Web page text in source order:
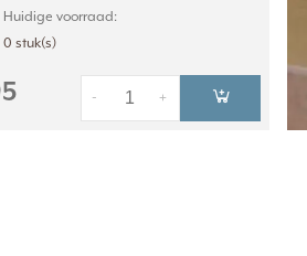
Huidige voorraad:
0 stuk(s)
+
-